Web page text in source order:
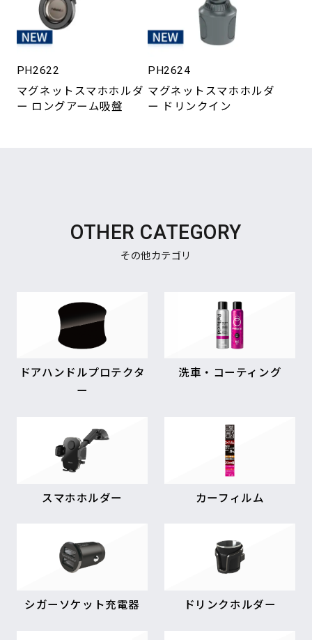
PH2622
マグネットスマホホルダ
ー ロングアーム吸盤
PH2624
マグネットスマホホルダ
ー ドリンクイン
OTHER CATEGORY
その他カテゴリ
ドアハンドルプロテクタ
ー
洗車・コーティング
スマホホルダー カーフィルム
シガーソケット充電器 ドリンクホルダー